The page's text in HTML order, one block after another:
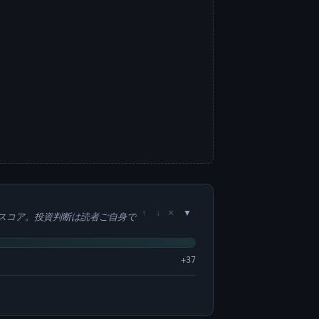
コア。投資判断は読者ご自身で ↑ ↓ ×
+37